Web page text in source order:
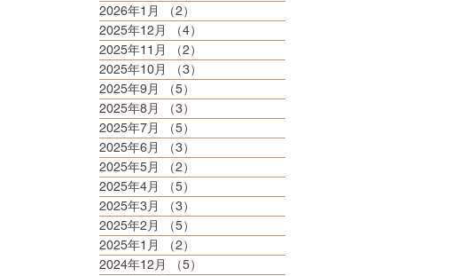
2026年1月
（2）
2025年12月
（4）
2025年11月
（2）
2025年10月
（3）
2025年9月
（5）
2025年8月
（3）
2025年7月
（5）
2025年6月
（3）
2025年5月
（2）
2025年4月
（5）
2025年3月
（3）
2025年2月
（5）
2025年1月
（2）
2024年12月
（5）